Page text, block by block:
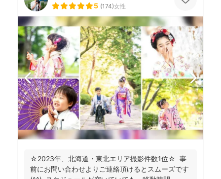
5 (174)女性
☆2023年、北海道・東北エリア撮影件数1位☆ 事
前にお問い合わせよりご連絡頂けるとスムーズです